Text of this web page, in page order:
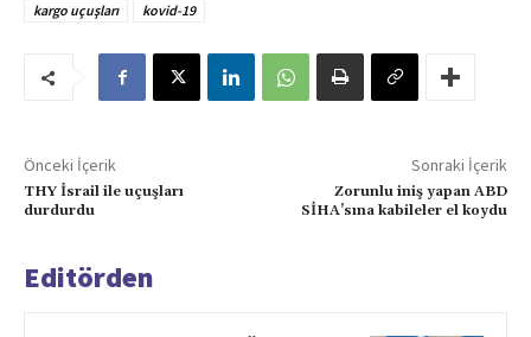
kargo uçuşları
kovid-19
Önceki İçerik
THY İsrail ile uçuşları
durdurdu
Sonraki İçerik
Zorunlu iniş yapan ABD
SİHA’sına kabileler el koydu
Editörden